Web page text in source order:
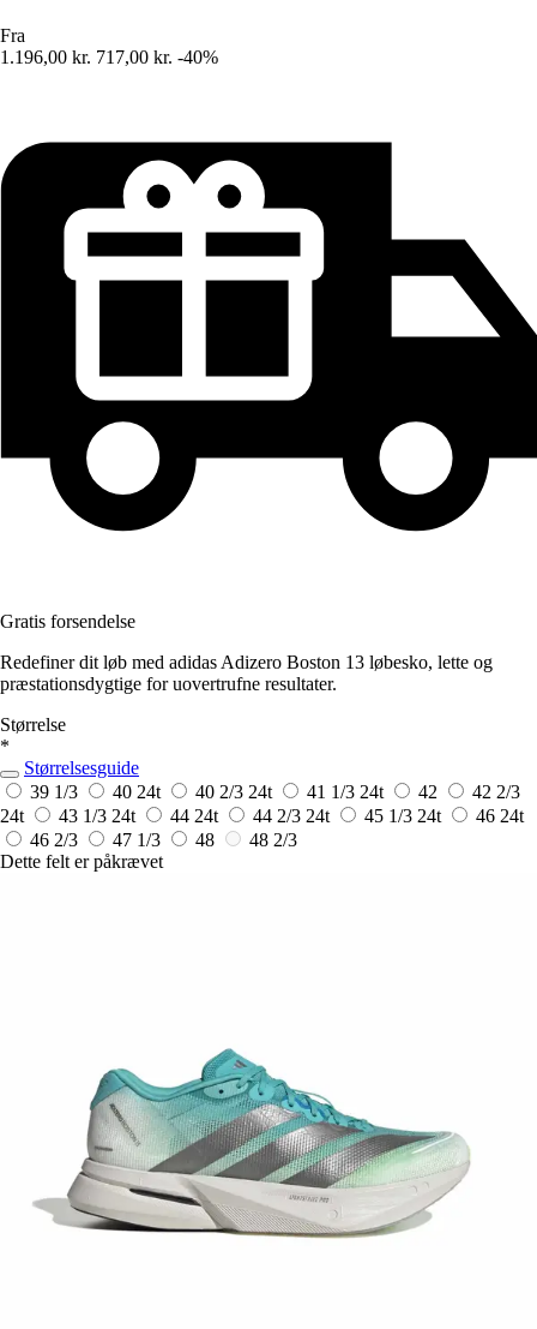
Fra
1.196,00 kr. 717,00 kr. -40%
Gratis forsendelse
Redefiner dit løb med adidas Adizero Boston 13 løbesko, lette og
præstationsdygtige for uovertrufne resultater.
Størrelse
*
Størrelsesguide
39 1/3
40 24t 40 2/3 24t 41 1/3 24t 42
42 2/3
24t
43 1/3 24t 44 24t 44 2/3 24t 45 1/3 24t 46 24t
46 2/3
47 1/3 48
48 2/3
Dette felt er påkrævet